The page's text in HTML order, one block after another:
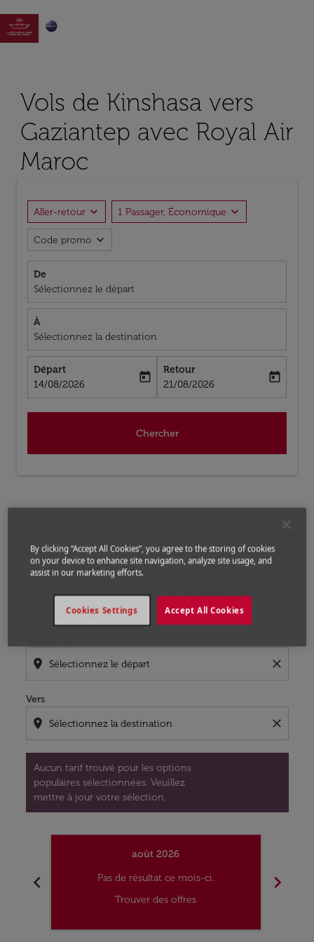

Vols de Kinshasa vers
Gaziantep avec Royal Air
Maroc
Aller-retour expand_more 1 Passager, Économique expand_more
Code promo expand_more
De
Sélectionnez le départ
À
Sélectionnez la destination
Départ
fc-booking-departure-date-aria-label
14/08/2026
today
Retour
fc-booking-return-date-aria-label
21/08/2026
today
Chercher
Vols de Kinshasa
a Gaziantep
Gaziantep
location_on close
Vers
location_on close
Aucun tarif trouvé pour les options
populaires sélectionnées. Veuillez
mettre à jour votre sélection.
chevron_left
août 2026
Pas de résultat ce mois-ci.
Trouver des offres
chevron_right
By clicking “Accept All Cookies”, you agree to the storing of cookies
on your device to enhance site navigation, analyze site usage, and
assist in our marketing efforts.
Accept All Cookies
Cookies Settings